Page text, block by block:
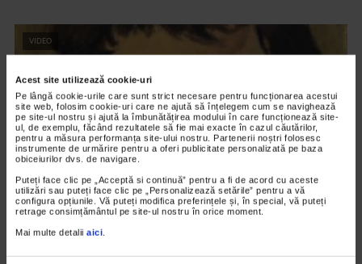
Acest site utilizează cookie-uri
Pe lângă cookie-urile care sunt strict necesare pentru funcționarea acestui
site web, folosim cookie-uri care ne ajută să înțelegem cum se navighează
pe site-ul nostru și ajută la îmbunătățirea modului în care funcționează site-
ul, de exemplu, făcând rezultatele să fie mai exacte în cazul căutărilor,
pentru a măsura performanța site-ului nostru. Partenerii noștri folosesc
instrumente de urmărire pentru a oferi publicitate personalizată pe baza
obiceiurilor dvs. de navigare.
Puteți face clic pe „Acceptă si continuă” pentru a fi de acord cu aceste
utilizări sau puteți face clic pe „Personalizează setările” pentru a vă
configura opțiunile. Vă puteți modifica preferințele și, în special, vă puteți
retrage consimțământul pe site-ul nostru în orice moment.
Mai multe detalii aici.
VIDEO
CLIPA DE ARTA